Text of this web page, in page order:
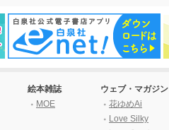
絵本雑誌
MOE
ウェブ・マガジン
花ゆめAi
Love Silky